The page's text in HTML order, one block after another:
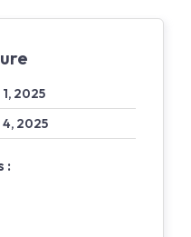
2025
4, 2025
: